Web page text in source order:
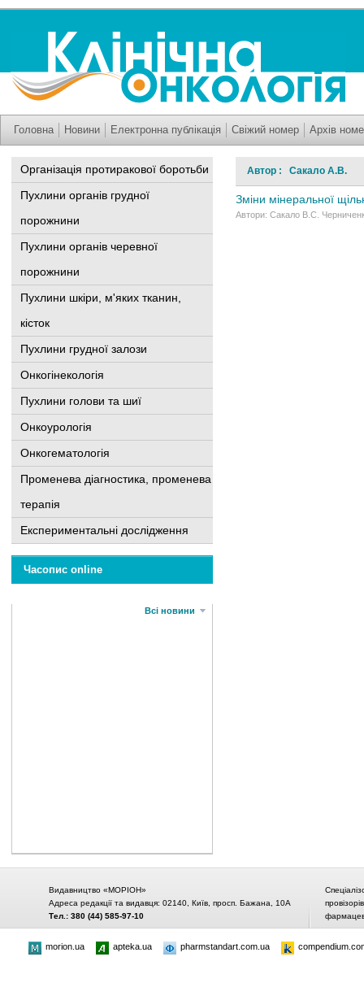
Головна Новини Електронна публікація Свіжий номер Архів
Організація протиракової боротьби
Пухлини органів грудної
порожнини
Пухлини органів черевної
порожнини
Пухлини шкіри, м'яких тканин,
кісток
Пухлини грудної залози
Онкогінекологія
Пухлини голови та шиї
Онкоурологія
Онкогематологія
Променева діагностика, променева
терапія
Експериментальні дослідження
Часопис online
Всі новини
Автор : Сакало А.В.
Зміни мінеральної
Автори: Сакало В.С.
Видавництво «МОРІОН»
Адреса редакції та видавця: 02140, Київ, просп. Бажана, 10А
Тел.: 380 (44) 585-97-10
morion.ua apteka.ua pharmstandart.com.ua